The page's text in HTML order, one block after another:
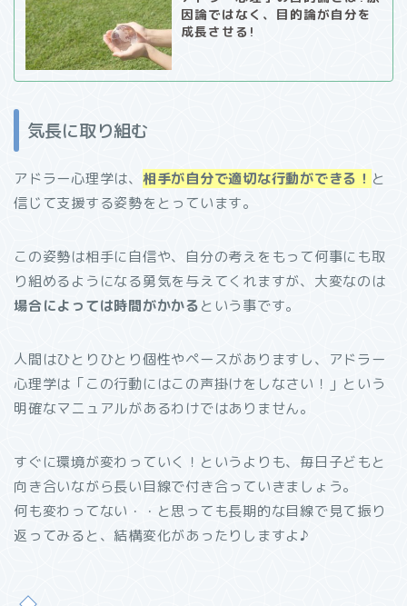
因論ではなく、目的論が自分を
成長させる!
気長に取り組む
アドラー心理学は、 相手が自分で適切な行動ができる！ と
信じて支援する姿勢をとっています。
この姿勢は相手に自信や、自分の考えをもって何事にも取
り組めるようになる勇気を与えてくれますが、大変なのは
場合によっては時間がかかるという事です。
人間はひとりひとり個性やペースがありますし、アドラー
心理学は「この行動にはこの声掛けをしなさい！」という
明確なマニュアルがあるわけではありません。
すぐに環境が変わっていく！というよりも、毎日子どもと
向き合いながら長い目線で付き合っていきましょう。
何も変わってない・・と思っても長期的な目線で見て振り
返ってみると、結構変化があったりしますよ♪